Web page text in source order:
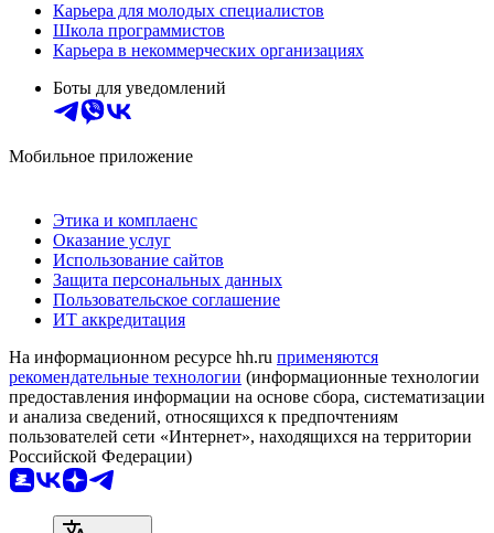
Карьера для молодых специалистов
Школа программистов
Карьера в некоммерческих организациях
Боты для уведомлений
Мобильное приложение
Этика и комплаенс
Оказание услуг
Использование сайтов
Защита персональных данных
Пользовательское соглашение
ИТ аккредитация
На информационном ресурсе hh.ru применяются
рекомендательные технологии (информационные технологии
предоставления информации на основе сбора, систематизации
и анализа сведений, относящихся к предпочтениям
пользователей сети «Интернет», находящихся на территории
Российской Федерации)